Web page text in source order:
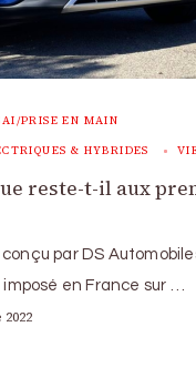
PRISE EN MAIN
& HYBRIDES
reste-t-il aux
par DS
imposé en France sur …